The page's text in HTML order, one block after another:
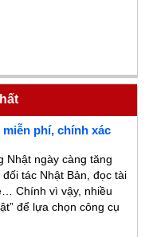
phí, chính xác
Nhật ngày càng tăng
tác Nhật Bản, đọc tài
Chính vì vậy, nhiều
để lựa chọn công cụ